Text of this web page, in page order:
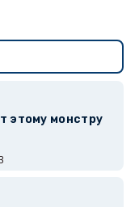
этому монстру